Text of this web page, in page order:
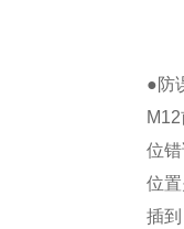
●防
位
位
插